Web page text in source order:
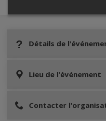
Détails de
Lieu de l'événement
Contacter